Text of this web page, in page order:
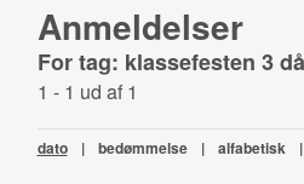
Anmeldelser
For tag: klassefesten 3
1 - 1 ud af 1
dato | bedømmelse | alfabetisk |